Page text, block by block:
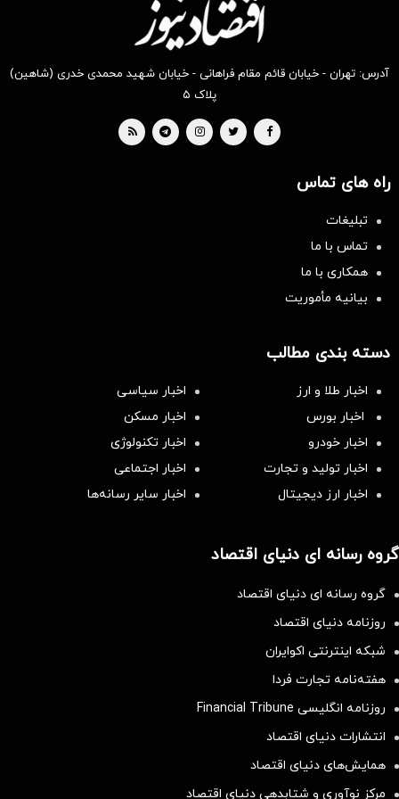
آدرس: تهران - خیابان قائم مقام فراهانی - خیابان شهید محمدی خدری (شاهین)
پلاک ۵
راه های تماس
تبلیغات
تماس با ما
همکاری با ما
بیانیه مأموریت
دسته بندی مطالب
اخبار طلا و ارز
اخبار سیاسی
اخبار بورس
اخبار مسکن
اخبار خودرو
اخبار تکنولوژی
اخبار تولید و تجارت
اخبار اجتماعی
اخبار ارز دیجیتال
اخبار سایر رسانه‌‌ها
گروه رسانه ای دنیای اقتصاد
گروه رسانه ای دنیای اقتصاد
روزنامه دنیای اقتصاد
شبکه اینترنتی اکوایران
هفته‌نامه تجارت فردا
روزنامه انگلیسی Financial Tribune
انتشارات دنیای اقتصاد
همایش‌های دنیای اقتصاد
مرکز نوآوری و شتابدهی دنیای اقتصاد